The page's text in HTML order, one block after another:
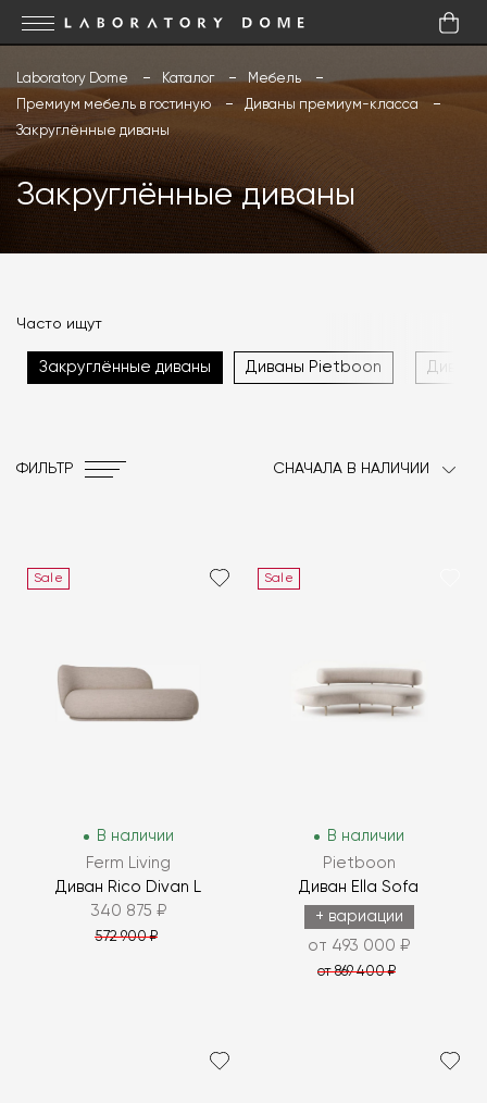
Laboratory Dome Каталог
Мебель
Премиум мебель в гостиную
Диваны премиум-класса
Закруглённые диваны
Закруглённые диваны
Часто ищут
Диваны Pietboon Диваны
Закруглённые диваны
ФИЛЬТР СНАЧАЛА В НАЛИЧИИ
Sale
В наличии
Ferm Living
Диван Rico Divan L
340 875 ₽
572 900 ₽
Sale
В наличии
Pietboon
Диван Ella Sofa
+ вариации
от 493 000 ₽
от 869 400 ₽